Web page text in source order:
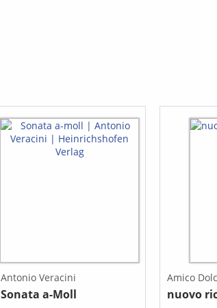
Antonio Veracini
Sonata a-Moll
Amico
nuovo